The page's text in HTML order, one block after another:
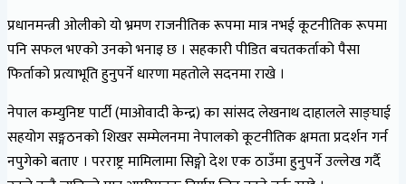
प्रधानमन्त्री ओलीको यो भ्रमण राजनीतिक रूपमा मात्र नभई कूटनीतिक रूपमा
पनि सफल भएको उनको भनाइ छ । सहकारी पीडित बचतकर्ताको पैसा
फिर्ताको प्रत्याभूति हुनुपर्ने धारणा महतोले सदनमा राखे ।
नेपाल कम्युनिष्ट पार्टी (माओवादी केन्द्र) का सांसद लेखनाथ दाहालले साङ्घाई
सहयोग सङ्गठनको शिखर सम्मेलनमा नेपालको कूटनीतिक क्षमता प्रदर्शन गर्न
नपुगेको बताए । परराष्ट्र मामिलामा सिङ्गो देश एक ठाउँमा हुनुपर्ने उल्लेख गर्दै